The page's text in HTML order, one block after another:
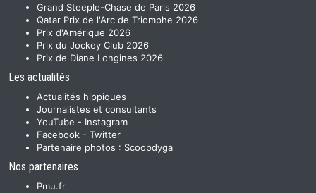
Grand Steeple-Chase de Paris 2026
Qatar Prix de l'Arc de Triomphe 2026
Prix d'Amérique 2026
Prix du Jockey Club 2026
Prix de Diane Longines 2026
Les actualités
Actualités hippiques
Journalistes et consultants
YouTube - Instagram
Facebook - Twitter
Partenaire photos : Scoopdyga
Nos partenaires
Pmu.fr